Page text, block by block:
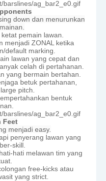
down dan menurunkan
pemain lawan.
menjadi ZONAL ketika
default marking.
lawan yang cepat dan
celah di pertahanan.
yang bermain bertahan.
betuk pertahanan,
pitch.
bentuk
Feet
menjadi easy.
penyerang lawan yang
skill.
hati melawan tim yang
free-kicks atau
yang strict.